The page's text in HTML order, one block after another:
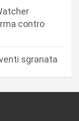
contro
sgranata